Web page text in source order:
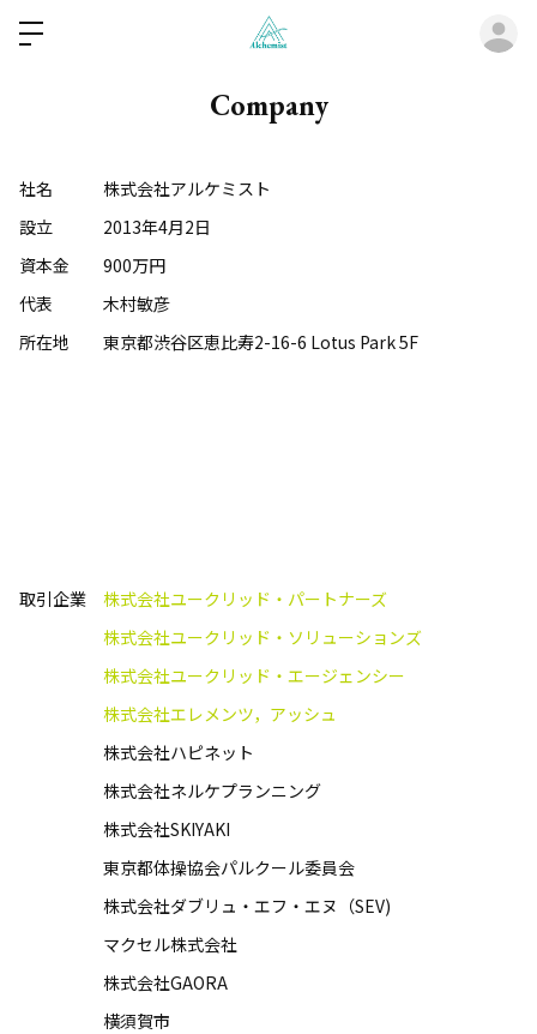
Company
社名 株式会社アルケミスト
設立 2013年4月2日
資本金 900万円
代表 木村敏彦
所在地 東京都渋谷区恵比寿2-16-6 Lotus Park 5F
取引企業 株式会社ユークリッド・パートナーズ
株式会社ユークリッド・ソリューションズ
株式会社ユークリッド・エージェンシー
株式会社エレメンツ，アッシュ
株式会社ハピネット
株式会社ネルケプランニング
株式会社SKIYAKI
東京都体操協会パルクール委員会
株式会社ダブリュ・エフ・エヌ（SEV)
マクセル株式会社
株式会社GAORA
横須賀市